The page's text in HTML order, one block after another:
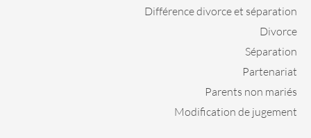
Différence divorce et séparation
Divorce
Séparation
Partenariat
Parents non mariés
Modification de jugement